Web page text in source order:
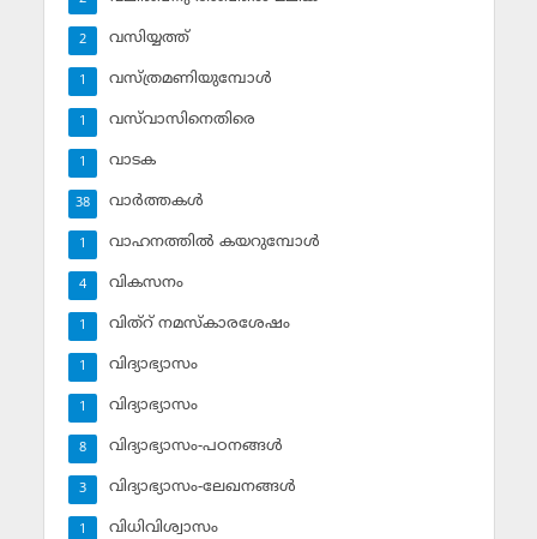
വസിയ്യത്ത്‌
2
വസ്ത്രമണിയുമ്പോള്‍
1
വസ്‌വാസിനെതിരെ
1
വാടക
1
വാര്‍ത്തകള്‍
38
വാഹനത്തില്‍ കയറുമ്പോള്‍
1
വികസനം
4
വിത്‌റ് നമസ്‌കാരശേഷം
1
വിദ്യാഭ്യാസം
1
വിദ്യാഭ്യാസം
1
വിദ്യാഭ്യാസം-പഠനങ്ങള്‍
8
വിദ്യാഭ്യാസം-ലേഖനങ്ങള്‍
3
വിധിവിശ്വാസം
1